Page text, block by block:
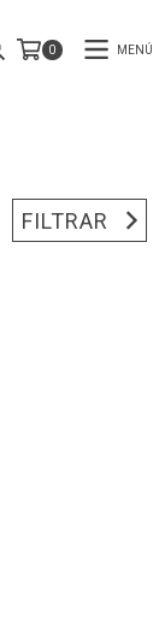
0 MENÚ
FILTRAR